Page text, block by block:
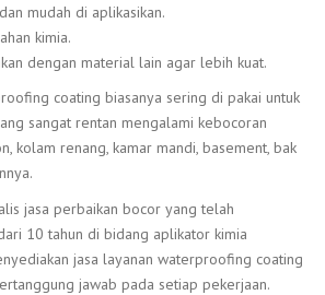
mudah di aplikasikan.
kimia.
dengan material lain agar lebih kuat.
coating biasanya sering di pakai untuk
sangat rentan mengalami kebocoran
kolam renang, kamar mandi, basement, bak
jasa perbaikan bocor yang telah
10 tahun di bidang aplikator kimia
jasa layanan waterproofing coating
jawab pada setiap pekerjaan.